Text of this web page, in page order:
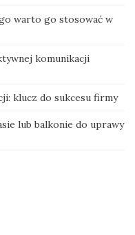
warto go stosować w
komunikacji
klucz do sukcesu firmy
lub balkonie do uprawy